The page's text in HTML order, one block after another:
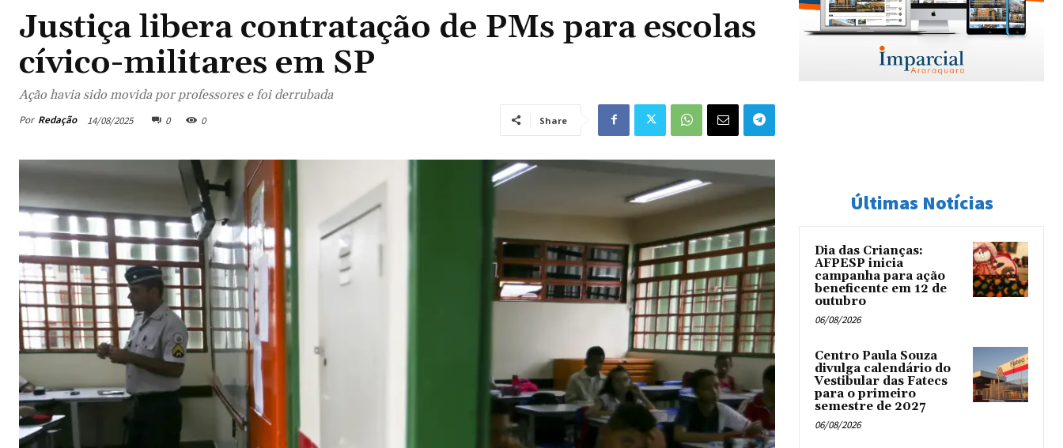
Justiça libera contratação de PMs para escolas
cívico-militares em SP
Ação havia sido movida por professores e foi derrubada
Por Redação 14/08/2025 0 0 Share
Últimas Notícias
Dia das Crianças:
AFPESP inicia
campanha para ação
beneficente em 12 de
outubro
06/08/2026
Centro Paula Souza
divulga calendário do
Vestibular das Fatecs
para o primeiro
semestre de 2027
06/08/2026